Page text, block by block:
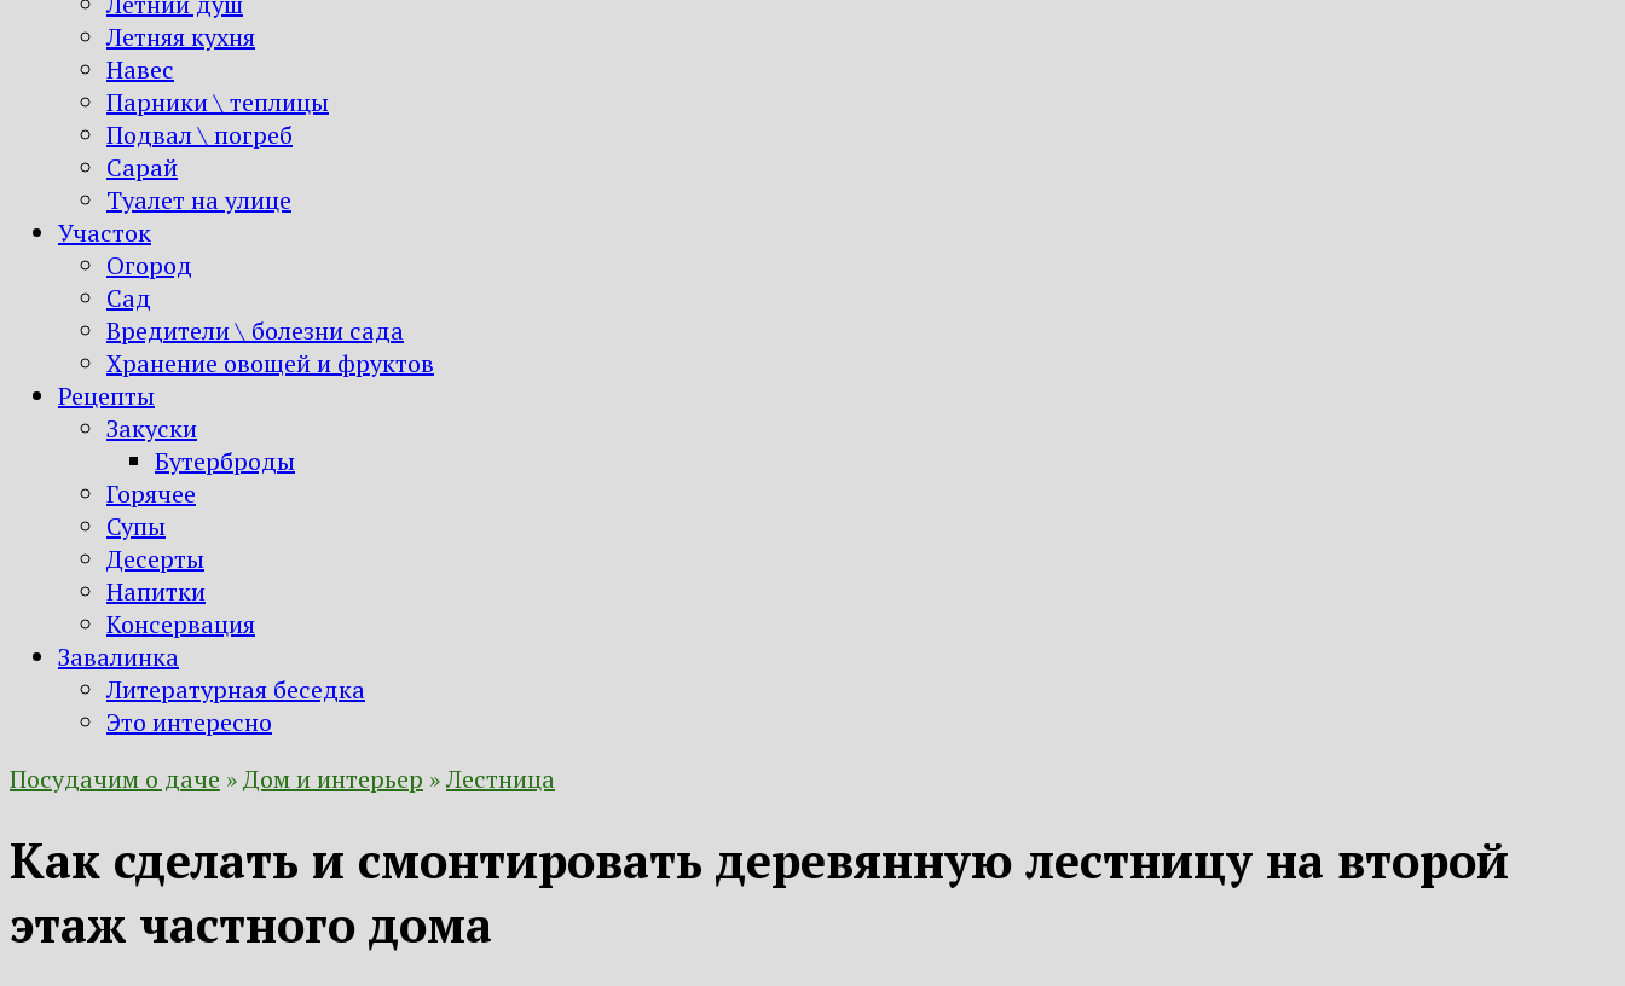
Летняя кухня
Навес
Парники \ теплицы
Подвал \ погреб
Сарай
Туалет на улице
Участок
Огород
Сад
Вредители \ болезни сада
Хранение овощей и фруктов
Рецепты
Закуски
Бутерброды
Горячее
Супы
Десерты
Напитки
Консервация
Завалинка
Литературная беседка
Это интересно
Посудачим о даче »Дом и интерьер »Лестница
Как сделать и смонтировать деревянную лестницу на второй
этаж частного дома